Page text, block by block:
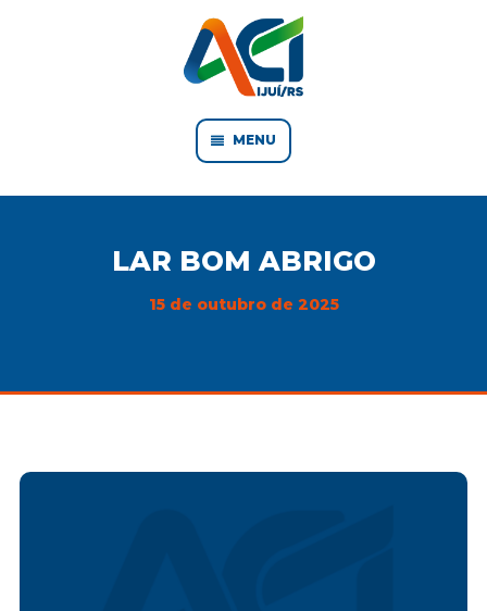
MENU
LAR BOM ABRIGO
15 de outubro de 2025